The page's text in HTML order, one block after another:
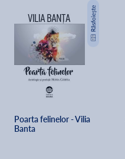
Poarta felinelor - Vilia
Banta